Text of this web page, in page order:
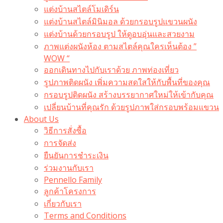
แต่งบ้านสไตล์โมเดิร์น
แต่งบ้านสไตล์มินิมอล ด้วยกรอบรูปแขวนผนัง
แต่งบ้านด้วยกรอบรูป ให้ดูอบอุ่นและสวยงาม
ภาพแต่งผนังห้อง ตามสไตล์คุณใครเห็นต้อง ”
WOW “
ออกเดินทางไปกับเราด้วย ภาพท่องเที่ยว
รูปภาพติดผนัง เพิ่มความสดใสให้กับพื้นที่ของคุณ
กรอบรูปติดผนัง สร้างบรรยากาศใหม่ให้เข้ากับคุณ
เปลี่ยนบ้านที่คุณรัก ด้วยรูปภาพใส่กรอบพร้อมแขวน​
About Us
วิธีการสั่งซื้อ
การจัดส่ง
ยืนยันการชำระเงิน
ร่วมงานกับเรา
Pennello Family
ลูกค้าโครงการ
เกี่ยวกับเรา
Terms and Conditions